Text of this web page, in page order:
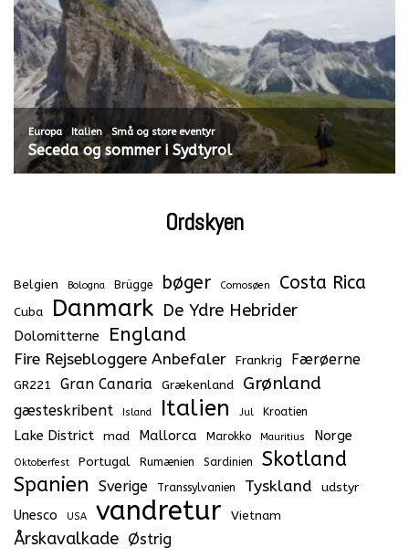
Europa, Italien,Små og store eventyr
Seceda og sommer i Sydtyrol
Ordskyen
Belgien Bologna Brügge bøger Comosøen Costa Rica
Cuba Danmark De Ydre Hebrider
Dolomitterne England
Fire Rejsebloggere Anbefaler Frankrig Færøerne
GR221 Gran Canaria Grækenland Grønland
gæsteskribent Island Italien Jul Kroatien
Lake District mad Mallorca Marokko Mauritius Norge
Oktoberfest Portugal Rumænien Sardinien
Skotland
Spanien
Sverige Transsylvanien Tyskland udstyr
Unesco USA vandretur Vietnam
Årskavalkade Østrig